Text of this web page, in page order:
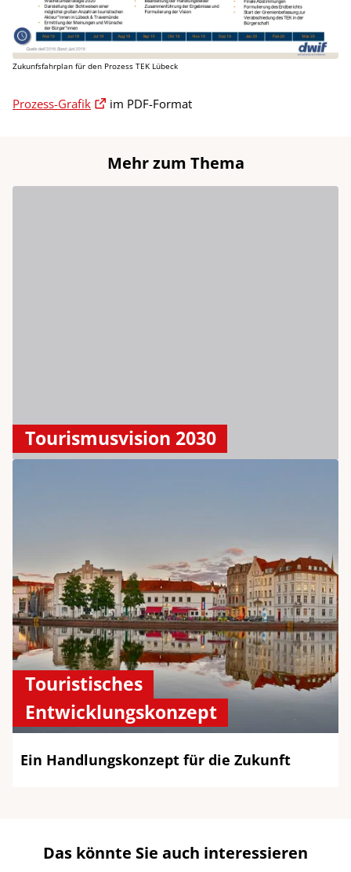
Zukunfsfahrplan für den Prozess TEK Lübeck
Prozess-Grafik im PDF-Format
Mehr zum Thema
Tourismusvision 2030
Touristisches
Entwicklungskonzept
Ein Handlungskonzept für die Zukunft
Das könnte Sie auch interessieren